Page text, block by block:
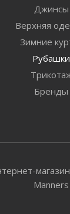
Джинсы
Верхняя
Зимние
Рубашки
Бренды
Manners